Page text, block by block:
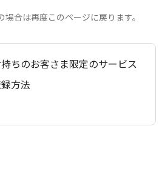
合は再度このページに戻ります。
ちのお客さま限定のサービス
方法